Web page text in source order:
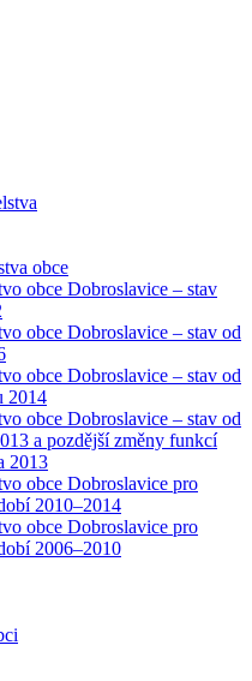
obce
obce Dobroslavice – stav
obce Dobroslavice – stav od
obce Dobroslavice – stav od
2014
obce Dobroslavice – stav od
a pozdější změny funkcí
2013
obce Dobroslavice pro
2010–2014
obce Dobroslavice pro
2006–2010